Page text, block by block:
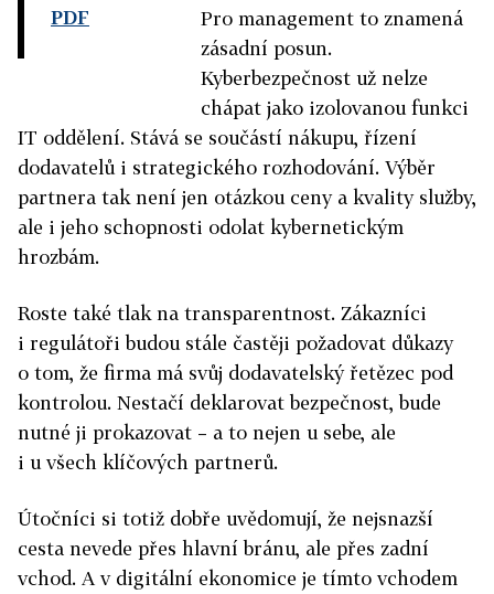
PDF
Pro management to znamená
zásadní posun.
Kyberbezpečnost už nelze
chápat jako izolovanou funkci
IT oddělení. Stává se součástí nákupu, řízení
dodavatelů i strategického rozhodování. Výběr
partnera tak není jen otázkou ceny a kvality služby,
ale i jeho schopnosti odolat kybernetickým
hrozbám.
Roste také tlak na transparentnost. Zákazníci
i regulátoři budou stále častěji požadovat důkazy
o tom, že firma má svůj dodavatelský řetězec pod
kontrolou. Nestačí deklarovat bezpečnost, bude
nutné ji prokazovat – a to nejen u sebe, ale
i u všech klíčových partnerů.
Útočníci si totiž dobře uvědomují, že nejsnazší
cesta nevede přes hlavní bránu, ale přes zadní
vchod. A v digitální ekonomice je tímto vchodem